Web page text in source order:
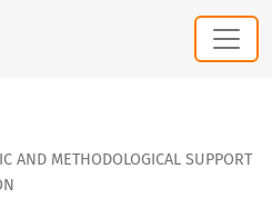
FOR THE DEVELOPMENT
AND METHODOLOGICAL SUPPORT